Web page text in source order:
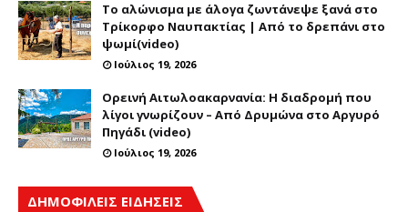
Το αλώνισμα με άλογα ζωντάνεψε ξανά στο
Τρίκορφο Ναυπακτίας | Από το δρεπάνι στο
ψωμί(video)
Ιούλιος 19, 2026
Ορεινή Αιτωλοακαρνανία: Η διαδρομή που
λίγοι γνωρίζουν – Από Δρυμώνα στο Αργυρό
Πηγάδι (video)
Ιούλιος 19, 2026
ΔΗΜΟΦΙΛΕΙΣ ΕΙΔΗΣΕΙΣ